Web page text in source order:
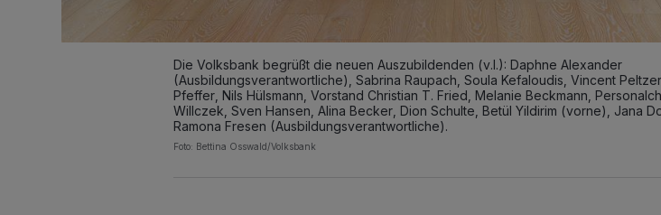
Die Volksbank begrüßt die neuen Auszubildenden (v.l.): Daphne Alexander
(Ausbildungsverantwortliche), Sabrina Raupach, Soula Kefaloudis, Vincent
Pfeffer, Nils Hülsmann, Vorstand Christian T. Fried, Melanie Beckmann,
Willczek, Sven Hansen, Alina Becker, Dion Schulte, Betül Yildirim (vorne), Jana
Ramona Fresen (Ausbildungsverantwortliche).
Foto: Bettina Osswald/Volksbank